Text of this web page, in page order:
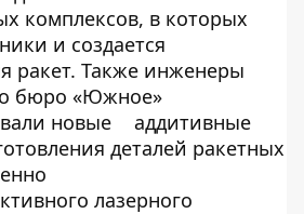
комплексов, в которых
и создается
ракет. Также инженеры
бюро «Южное»
новые
аддитивные
деталей ракетных
лазерного